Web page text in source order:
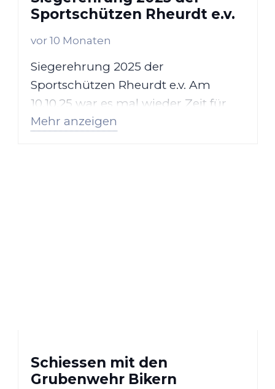
Sportschützen Rheurdt e.v.
vor 10 Monaten
Siegerehrung 2025 der
Sportschützen Rheurdt e.v. Am
10.10.25 war es mal wieder Zeit für
die jährliche Siegerehrung der…
Mehr anzeigen
Schiessen mit den
Grubenwehr Bikern